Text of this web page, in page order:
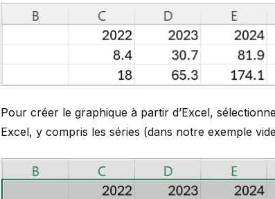
Pour créer le graphique à partir d’Excel,
Excel, y compris les séries (dans notre exemple